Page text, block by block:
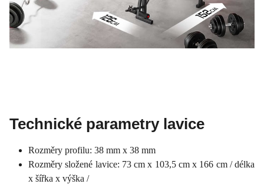
Technické parametry lavice
Rozměry profilu: 38 mm x 38 mm
Rozměry složené lavice: 73 cm x 103,5 cm x 166 cm / délka
x šířka x výška /